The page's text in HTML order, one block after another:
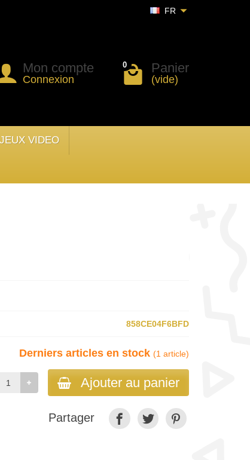
FR
Mon compte
Connexion
0 Panier
(vide)
VIDEO
858CE04F6BFD
Derniers articles en stock (1 article)
Ajouter au panier
Partager